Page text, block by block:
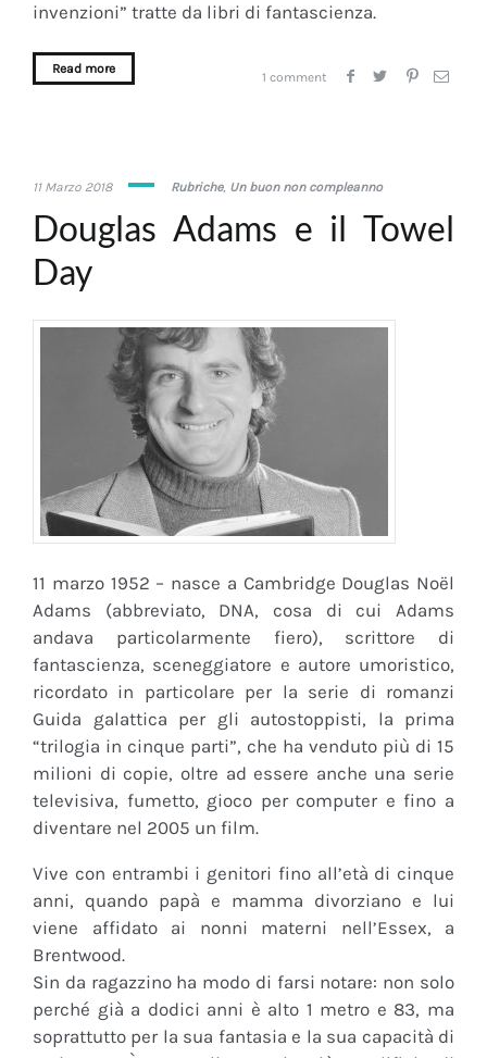
invenzioni” tratte da libri di fantascienza.
Read more
1 comment
11 Marzo 201826
2020
Rubriche, Un buon non compleanno
Douglas Adams e il Towel
Day
11 marzo 1952 – nasce a Cambridge Douglas Noël
Adams (abbreviato, DNA, cosa di cui Adams
andava particolarmente fiero), scrittore di
fantascienza, sceneggiatore e autore umoristico,
ricordato in particolare per la serie di romanzi
Guida galattica per gli autostoppisti, la prima
“trilogia in cinque parti”, che ha venduto più di 15
milioni di copie, oltre ad essere anche una serie
televisiva, fumetto, gioco per computer e fino a
diventare nel 2005 un film.
Vive con entrambi i genitori fino all’età di cinque
anni, quando papà e mamma divorziano e lui
viene affidato ai nonni materni nell’Essex, a
Brentwood.
Sin da ragazzino ha modo di farsi notare: non solo
perché già a dodici anni è alto 1 metro e 83, ma
soprattutto per la sua fantasia e la sua capacità di